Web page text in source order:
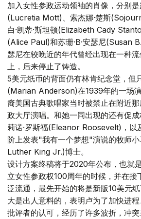
加入女性参政运动领袖的肖像，分别是
(Lucretia Mott)、索杰娜·楚斯
白·凯蒂·斯坦顿(Elizabeth Cady
(Alice Paul)和苏珊·B·安瑟尼(Susan
瑟尼在较晚近的年代曾经出现在一种
上，后来停止了铸造。
5美元纸币的背面仍有林肯纪念堂，但
(Marian Anderson)在1939年的一场
裔美国古典歌唱家当时被禁止在附近
政大厅演唱。和她一同出现的还有促
莉诺·罗斯福(Eleanor Roosevelt)，以
阶上发表"我有一个梦想"演说的牧师小
Luther King Jr.)博士。
设计方案终稿将于2020年公布，也就
立女性参政权100周年的时候，并在接
泛流通，最先开始的将是新版10美元
大是出人意料的，表明卢为了加快进
批评者的认可，经历了许多波折，冲